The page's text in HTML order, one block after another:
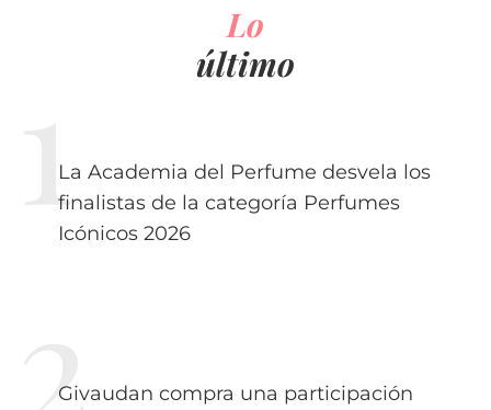
Lo
último
La Academia del Perfume desvela los
finalistas de la categoría Perfumes
Icónicos 2026
Givaudan compra una participación